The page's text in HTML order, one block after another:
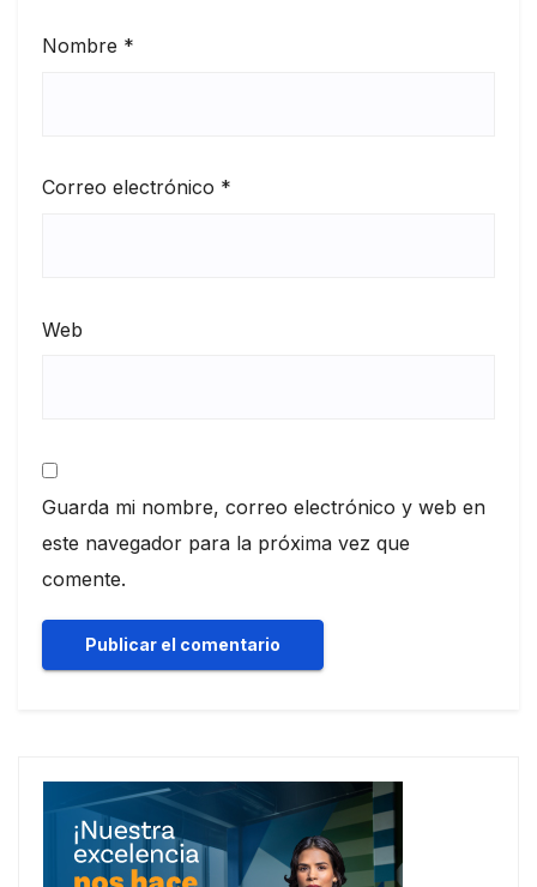
Nombre *
Correo electrónico *
Web
Guarda mi nombre, correo electrónico y web en
este navegador para la próxima vez que
comente.